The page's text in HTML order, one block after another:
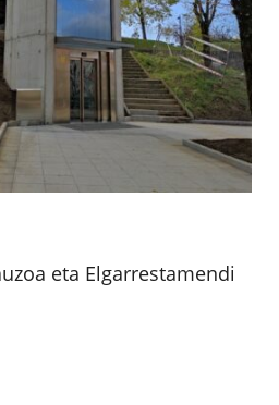
eta Elgarrestamendi